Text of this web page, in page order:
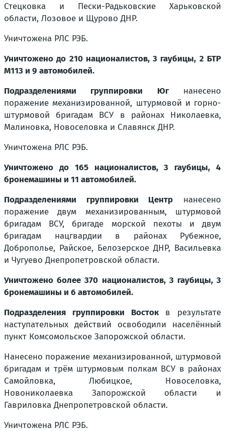
Стецковка и Пески-Радьковские Харьковской
области, Лозовое и Щурово ДНР.
Уничтожена РЛС РЭБ.
Уничтожено до 210 националистов, 3 гаубицы, 2 БТР
M113 и 9 автомобилей.
Подразделениями группировки Югнанесено
поражение механизированной, штурмовой и горно-
штурмовой бригадам ВСУ в районах Николаевка,
Малиновка, Новоселовка и Славянск ДНР.
Уничтожена РЛС РЭБ.
Уничтожено до 165 националистов, 3 гаубицы, 4
бронемашины и 11 автомобилей.
Подразделениями группировки Центр нанесено
поражение двум механизированным, штурмовой
бригадам ВСУ, бригаде морской пехоты и двум
бригадам нацгвардии в районах Рубежное,
Доброполье, Райское, Белозерское ДНР, Васильевка
и Чугуево Днепропетровской области.
Уничтожено более 370 националистов, 3 гаубицы, 3
бронемашины и 6 автомобилей.
Подразделения группировки Востокв результате
наступательных действий освободили населённый
пункт Комсомольское Запорожской области.
Нанесено поражение механизированной, штурмовой
бригадам и трём штурмовым полкам ВСУ в районах
Самойловка, Любицкое, Новоселовка,
Новониколаевка Запорожской области и
Гавриловка Днепропетровской области.
Уничтожена РЛС РЭБ.